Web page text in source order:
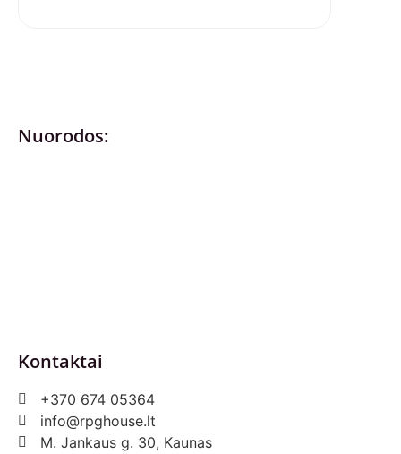
Nuorodos:
Kontaktai
+370 674 05364
info@rpghouse.lt
M. Jankaus g. 30, Kaunas